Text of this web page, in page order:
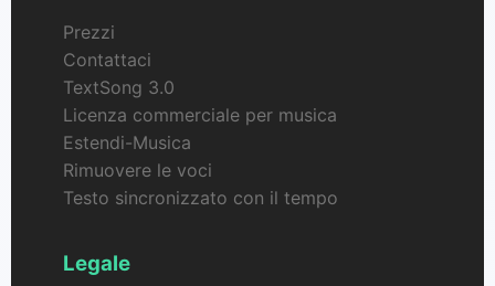
Prezzi
Contattaci
TextSong 3.0
Licenza commerciale per musica
Estendi-Musica
Rimuovere le voci
Testo sincronizzato con il tempo
Legale